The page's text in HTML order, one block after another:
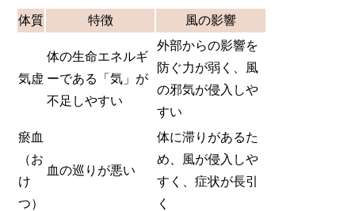
体質 特徴 風の影響
気虚
体の生命エネルギ
ーである「気」が
不足しやすい
外部からの影響を
防ぐ力が弱く、風
の邪気が侵入しや
すい
瘀血
（お
け
つ）
血の巡りが悪い
体に滞りがあるた
め、風が侵入しや
すく、症状が長引
く